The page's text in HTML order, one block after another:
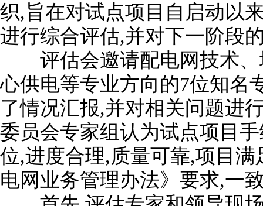
织,旨在对试点项目自启动以
进行综合评估,并对下一阶段
评估会邀请配电网技术、
心供电等专业方向的7位知名
了情况汇报,并对相关问题进
委员会专家组认为试点项目
位,进度合理,质量可靠,项目
电网业务管理办法》要求,一